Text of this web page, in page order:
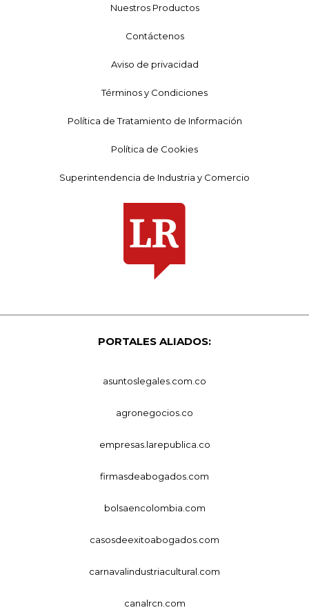
Nuestros Productos
Contáctenos
Aviso de privacidad
Términos y Condiciones
Política de Tratamiento de Información
Política de Cookies
Superintendencia de Industria y Comercio
PORTALES ALIADOS:
asuntoslegales.com.co
agronegocios.co
empresas.larepublica.co
firmasdeabogados.com
bolsaencolombia.com
casosdeexitoabogados.com
carnavalindustriacultural.com
canalrcn.com